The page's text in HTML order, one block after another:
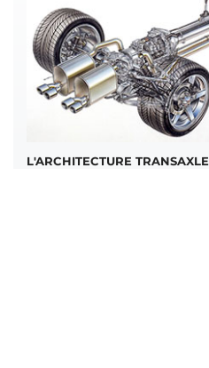
L'ARCHITECTURE TRANSAXLE